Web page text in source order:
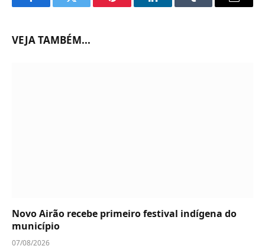
FacebookTwitter Pinterest LinkedInTumblr Email
VEJA TAMBÉM...
Novo Airão recebe primeiro festival indígena do
município
07/08/2026